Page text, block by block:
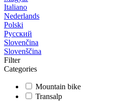
Italiano
Nederlands
Polski
Русский
Slovenčina
Slovenščina
Filter
Categories
Mountain bike
Transalp